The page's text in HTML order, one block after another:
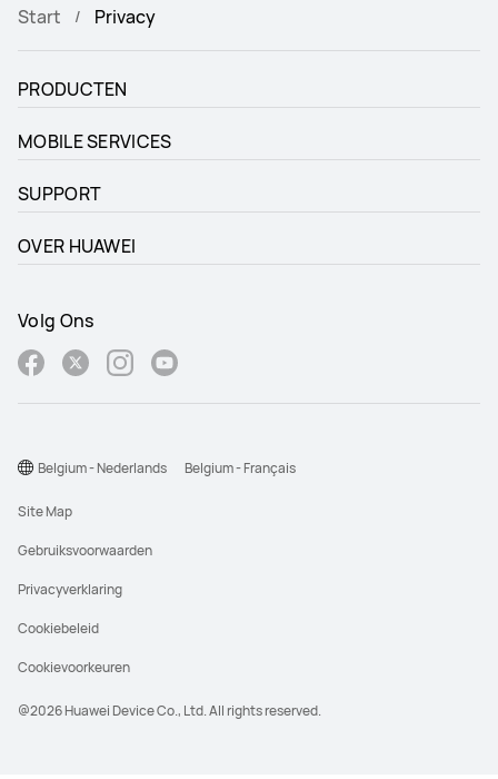
Start Privacy
PRODUCTEN
MOBILE SERVICES
SUPPORT
OVER HUAWEI
Volg Ons
@2026 Huawei Device Co., Ltd. All rights reserved.
Site Map
Gebruiksvoorwaarden
Privacyverklaring
Cookiebeleid
Cookievoorkeuren
Belgium - Nederlands Belgium - Français